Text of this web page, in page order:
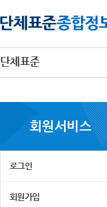
단체표준
회원서비스
로그인
회원가입